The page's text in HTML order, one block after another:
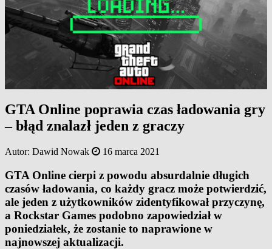
GTA Online poprawia czas ładowania gry
– błąd znalazł jeden z graczy
Autor: Dawid Nowak 16 marca 2021
GTA Online cierpi z powodu absurdalnie długich
czasów ładowania, co każdy gracz może potwierdzić,
ale jeden z użytkowników zidentyfikował przyczynę,
a Rockstar Games podobno zapowiedział w
poniedziałek, że zostanie to naprawione w
najnowszej aktualizacji.